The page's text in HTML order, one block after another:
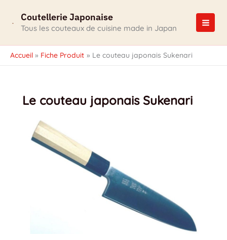
contenu
Coutellerie Japonaise
Tous les couteaux de cuisine made in Japan
Accueil Fiche Produit Le couteau japonais Sukenari
Le couteau japonais Sukenari